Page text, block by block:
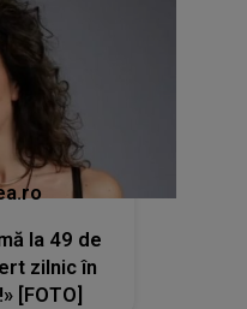
la 49 de
zilnic în
[FOTO]